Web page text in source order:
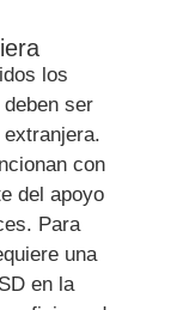
los
ser
con
del apoyo
Para
una
en la